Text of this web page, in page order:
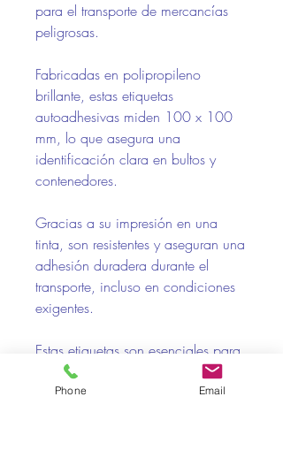
para el transporte de mercancías
peligrosas.
Fabricadas en polipropileno
brillante, estas etiquetas
autoadhesivas miden 100 x 100
mm, lo que asegura una
identificación clara en bultos y
contenedores.
Gracias a su impresión en una
tinta, son resistentes y aseguran una
adhesión duradera durante el
transporte, incluso en condiciones
exigentes.
Estas etiquetas son esenciales para
garantizar que los líquidos
inflamables sean correctamente
Phone Email